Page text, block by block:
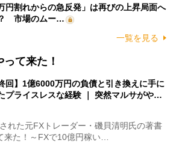
円割れからの急反発」は再びの上昇局面へ
市場のムー…
一覧を見る
て来た！
回】1億6000万円の負債と引き換えに手に
プライスレスな経験 ｜ 突然マルサがや…
れた元FXトレーダー・磯貝清明氏の著書
来た！～FXで10億円稼い…